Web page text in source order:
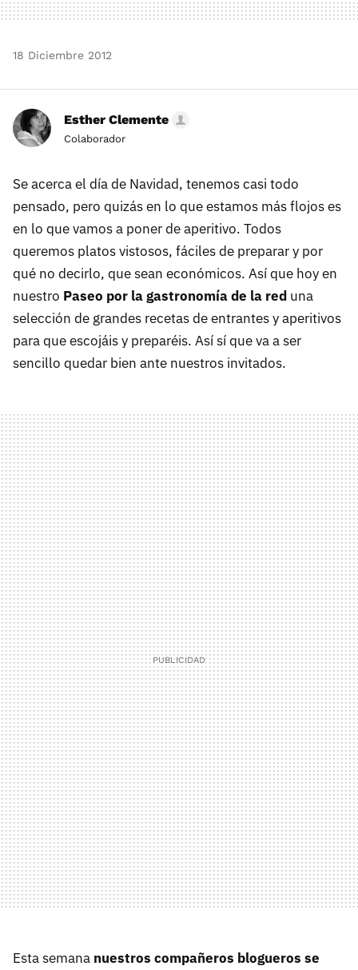
18 Diciembre 2012
Esther Clemente
Colaborador
Se acerca el día de Navidad, tenemos casi todo
pensado, pero quizás en lo que estamos más flojos es
en lo que vamos a poner de aperitivo. Todos
queremos platos vistosos, fáciles de preparar y por
qué no decirlo, que sean económicos. Así que hoy en
nuestro Paseo por la gastronomía de la red una
selección de grandes recetas de entrantes y aperitivos
para que escojáis y preparéis. Así sí que va a ser
sencillo quedar bien ante nuestros invitados.
Esta semana nuestros compañeros blogueros se